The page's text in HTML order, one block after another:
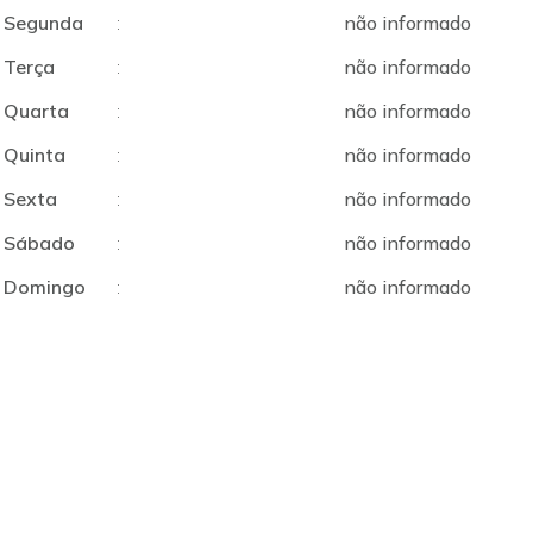
Segunda :
não informado
Terça
:
não informado
Quarta
:
não informado
Quinta
:
não informado
Sexta
:
não informado
Sábado
:
não informado
Domingo
: não informado